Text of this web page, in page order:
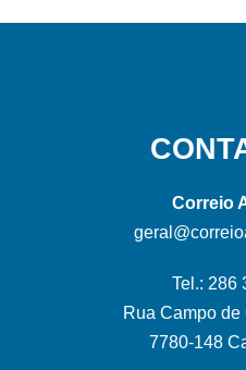
Correio
Tel.: 286
Rua Campo de
7780-148